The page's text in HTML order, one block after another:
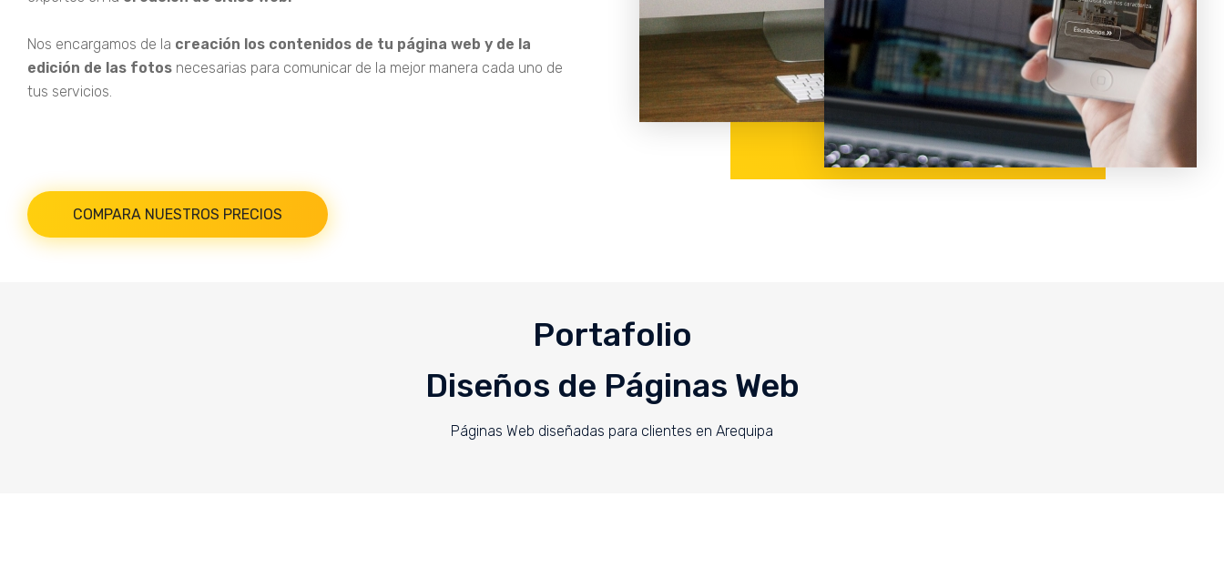
Nos encargamos de la creación los contenidos de tu página web y de la
edición de las fotos necesarias para comunicar de la mejor manera cada uno de
tus servicios.
COMPARA NUESTROS PRECIOS
Portafolio
Diseños de Páginas Web
Páginas Web diseñadas para clientes en Arequipa